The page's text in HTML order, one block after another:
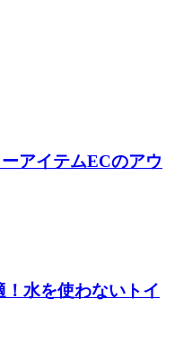
アイテムECのアウ
！水を使わないトイ